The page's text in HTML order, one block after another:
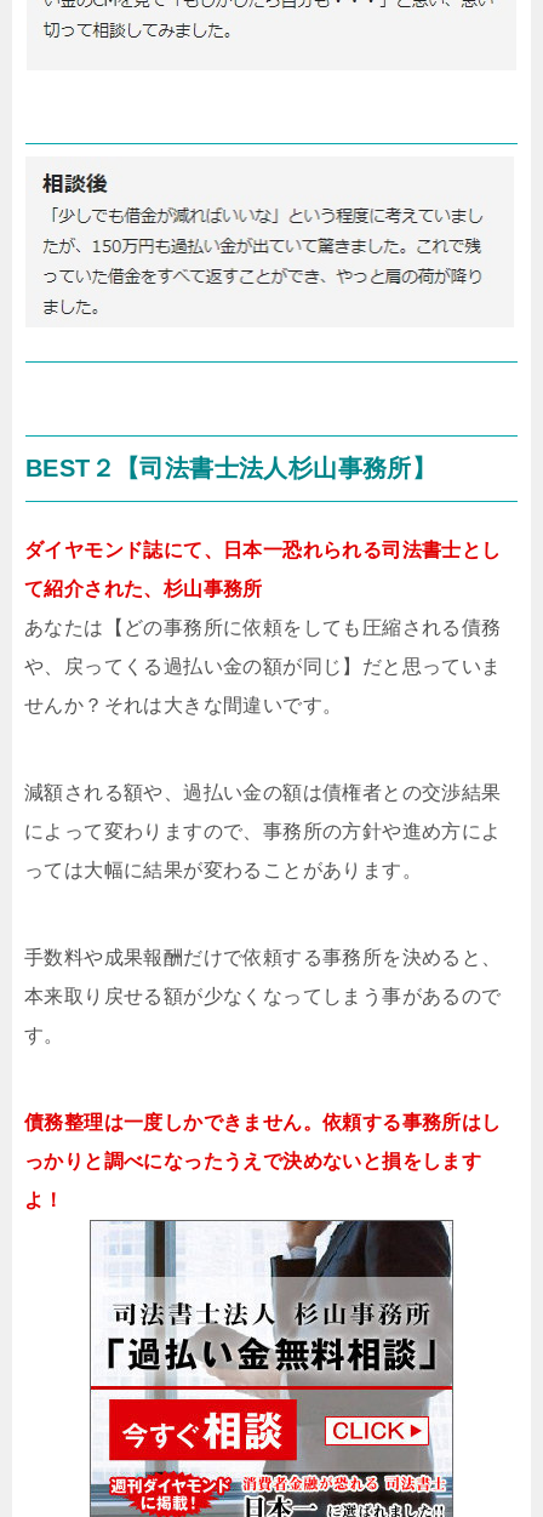
BEST２ 【司法書士法人杉山事務所】
ダイヤモンド誌にて、日本一恐れられる司法書士とし
て紹介された、杉山事務所
あなたは【どの事務所に依頼をしても圧縮される債務
や、戻ってくる過払い金の額が同じ】だと思っていま
せんか？それは大きな間違いです。
減額される額や、過払い金の額は債権者との交渉結果
によって変わりますので、事務所の方針や進め方によ
っては大幅に結果が変わることがあります。
手数料や成果報酬だけで依頼する事務所を決めると、
本来取り戻せる額が少なくなってしまう事があるので
す。
債務整理は一度しかできません。依頼する事務所はし
っかりと調べになったうえで決めないと損をします
よ！